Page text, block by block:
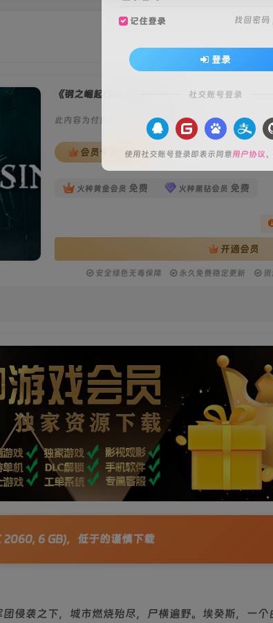
《钢之崛起(Steelrising)》
此内容为付费资源，请付费后查看
会员专属资源
火种黄金会员 免费 火种黑钻会员 免费
开通会员
安全绿色无毒保障 永久免费稳定更新
2060, 6 GB)，低于的谨慎下载
侵袭之下，城市燃烧殆尽，尸横遍野。埃癸斯，一
记住登录 找回密码
登录
社交账号登录
使用社交账号登录即表示同意用户协议、